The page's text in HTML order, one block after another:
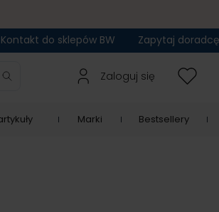
Kontakt do sklepów BW Zapytaj
Zaloguj się
Marki Bestsellery